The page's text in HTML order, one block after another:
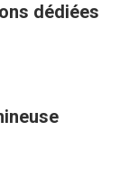
dédiées